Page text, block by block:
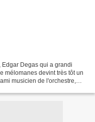
Degas qui a grandi
mélomanes devint très tôt un
musicien de l'orchestre,